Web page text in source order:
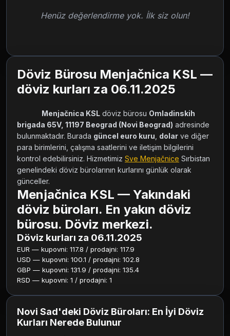
Henüz değerlendirme yok. İlk siz olun!
Döviz Bürosu Menjačnica KSL —
döviz kurları za 06.11.2025
Menjačnica KSL döviz bürosu Omladinskih
brigada 65V, 11197 Beograd (Novi Beograd) adresinde
bulunmaktadır. Burada güncel euro kuru dolar ve diğer
para birimlerini, çalışma saatlerini ve iletişim bilgilerini
kontrol edebilirsiniz. Hizmetimiz Sve Menjačnice Sırbistan
genelindeki döviz bürolarının kurlarını günlük olarak
günceller.
Menjačnica KSL — Yakındaki
döviz büroları. En yakın döviz
bürosu. Döviz merkezi.
Döviz kurları za 06.11.2025
EUR — kupovni: 117.8 / prodajni: 117.9
USD — kupovni: 100.1 / prodajni: 102.8
GBP — kupovni: 131.9 / prodajni: 135.4
RSD — kupovni: 1 / prodajni: 1
Novi Sad'deki Döviz Büroları: En İyi Döviz
Kurları Nerede Bulunur